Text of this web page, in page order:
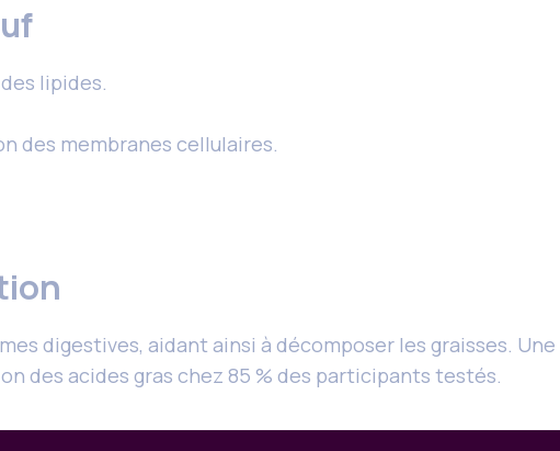
lipides.
des membranes cellulaires.
digestives, aidant ainsi à décomposer les graisses.
des acides gras chez 85 % des participants testés.